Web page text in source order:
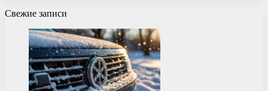
Свежие записи